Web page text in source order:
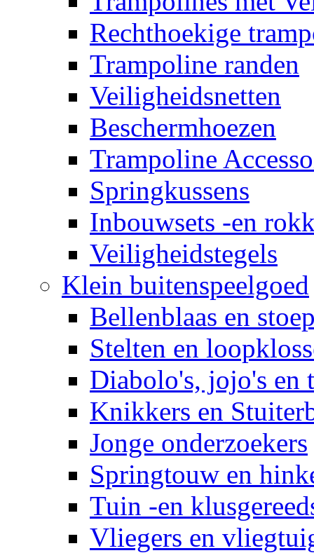
Rechthoekige
Trampoline randen
Veiligheidsnetten
Beschermhoezen
Trampoline
Springkussens
Inbouwsets -en
Veiligheidstegels
Klein buitenspeelgoed
Bellenblaas en
Stelten en
Diabolo's, jojo's en
Knikkers en
Jonge onderzoekers
Springtouw en
Tuin -en
Vliegers en